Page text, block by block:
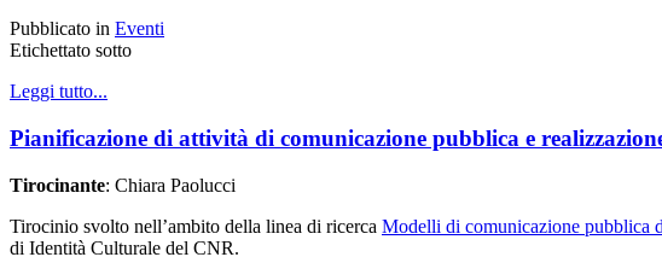
Pubblicato in Eventi
Etichettato sotto
Leggi tutto...
Pianificazione di attività di comunicazione pubblica e
Tirocinante: Chiara Paolucci
Tirocinio svolto nell’ambito della linea di ricerca Modelli di comunicazione pubblica
di Identità Culturale del CNR.